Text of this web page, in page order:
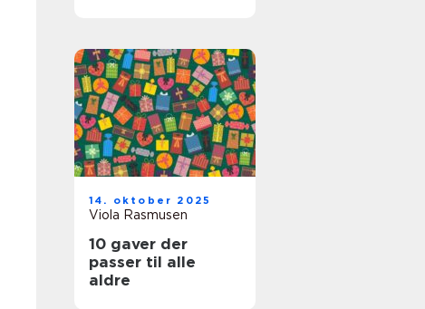
14. oktober 2025
Viola Rasmusen
10 gaver der
passer til alle
aldre